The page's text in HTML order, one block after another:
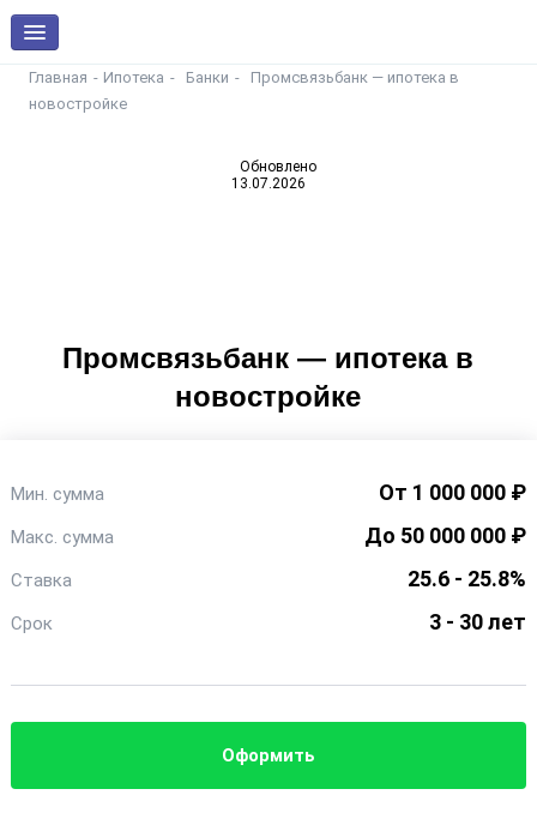
Главная Ипотека Банки
Промсвязьбанк — ипотека в
новостройке
Промсвязьбанк — ипотека в
новостройке
Обновлено
13.07.2026
От 1 000 000 ₽
Мин. сумма
До 50 000 000 ₽
Макс. сумма
25.6 - 25.8%
Ставка
3 - 30 лет
Срок
Оформить